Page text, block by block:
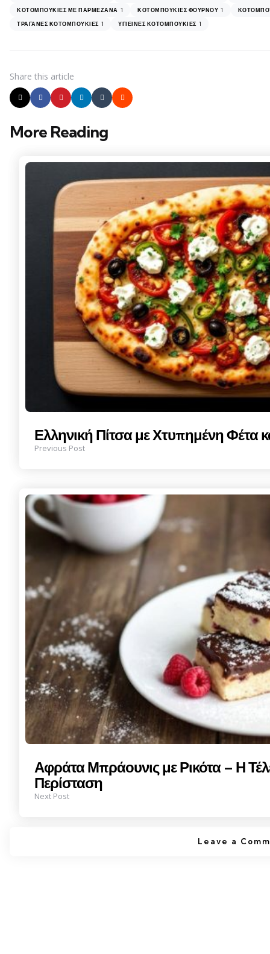
ΚΟΤΟΜΠΟΥΚΙΈΣ ΜΕ ΠΑΡΜΕΖΆΝΑ 1 ΚΟΤΟΜΠΟΥΚΙΈΣ ΦΟΎΡΝΟΥ 1
ΤΡΑΓΑΝΈΣ ΚΟΤΟΜΠΟΥΚΙΈΣ 1 ΥΓΙΕΙΝΈΣ ΚΟΤΟΜΠΟΥΚΙΈΣ 1
Share this article
More Reading
Post
Ελληνική Πίτσα με Χτυπημένη Φέτα
Previous Post
Αφράτα Μπράουνις με Ρικότα – Η
Περίσταση
Next Post
Leave a